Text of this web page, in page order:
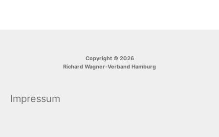
Copyright © 2026
Richard Wagner-Verband Hamburg
Impressum